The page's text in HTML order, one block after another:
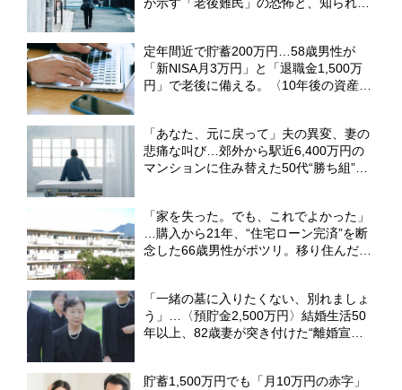
が示す「老後難民」の恐怖と、知られざ
定年間近で貯蓄200万円…58歳男性が
「新NISA月3万円」と「退職金1,500万
円」で老後に備える。〈10年後の資産
「あなた、元に戻って」夫の異変、妻の
悲痛な叫び…郊外から駅近6,400万円の
マンションに住み替えた50代“勝ち組”夫
「家を失った。でも、これでよかった」
…購入から21年、“住宅ローン完済”を断
念した66歳男性がポツリ。移り住んだ
「一緒の墓に入りたくない、別れましょ
う」…〈預貯金2,500万円〉結婚生活50
年以上、82歳妻が突き付けた“離婚宣
貯蓄1,500万円でも「月10万円の赤字」